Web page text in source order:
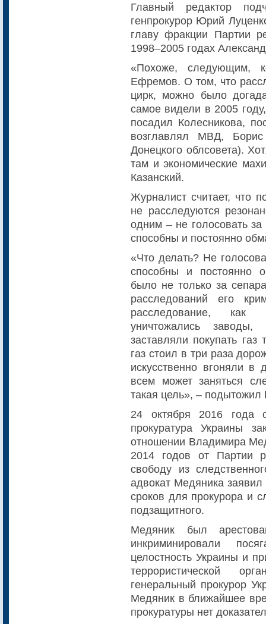
Главный редактор
генпрокурор Юрий
главу фракции Партии
1998–2005 годах
«Похоже, следующим,
Ефремов. О том, что
цирк, можно было
самое видели в 2005
посадил Колесникова,
возглавлял МВД,
Донецкого облсовета).
там и экономические
Казанский.
Журналист считает, что
не расследуются
одним – не голосовать
способны и постоянно
«Что делать? Не
способны и постоянно
было не только за
расследований его
расследование, как
уничтожались заводы,
заставляли покупать
газ стоил в три раза
искусственно вгоняли
всем может заняться
такая цель», – подытожил
24 октября 2016 года
прокуратура Украины
отношении Владимира
2014 годов от Партии
свободу из
адвокат Медяника
сроков для прокурора и
подзащитного.
Медяник был
инкриминировали
целостность Украины и
террористической
генеральный прокурор
Медяник в ближайшее
прокуратуры нет